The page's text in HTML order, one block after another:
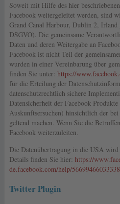
Soweit mit Hilfe des hier
Facebook weitergeleitet werden, sind
Grand Canal Harbour, Dublin 2,
DSGVO). Die gemeinsame
Daten und deren Weitergabe an
Facebook ist nicht Teil der
wurden in einer Vereinbarung über
finden Sie unter: https://
für die Erteilung der
datenschutzrechtlich sichere
Datensicherheit der Facebook-
Auskunftsersuchen) hinsichtlich der
geltend machen. Wenn Sie die
Facebook weiterzuleiten.
Die Datenübertragung in die USA
Details finden Sie hier: https://
de.facebook.com/help/
Twitter Plugin